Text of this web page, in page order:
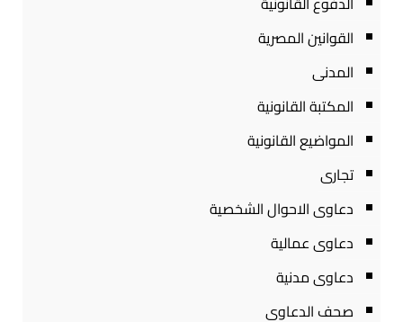
القوانين المصرية
المدنى
المكتبة القانونية
المواضيع القانونية
تجارى
دعاوى الاحوال الشخصية
دعاوى عمالية
دعاوى مدنية
صحف الدعاوى